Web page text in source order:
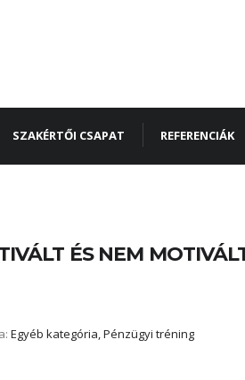
SZAKÉRTŐI CSAPAT REFERENCIÁK
ÉS NEM
Egyéb kategória, Pénzügyi tréning